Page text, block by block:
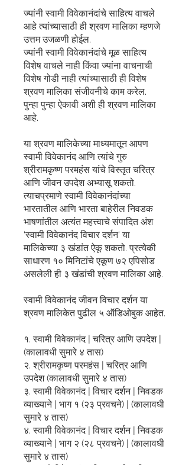
ज्यांनी स्वामी विवेकानंदांचे साहित्य वाचले
आहे त्यांच्यासाठी ही श्रवण मालिका म्हणजे
उत्तम उजळणी होईल.
ज्यांनी स्वामी विवेकानंदांचे मूळ साहित्य
विशेष वाचले नाही किंवा ज्यांना वाचनाची
विशेष गोडी नाही त्यांच्यासाठी ही विशेष
श्रवण मालिका संजीवनीचे काम करेल.
पुन्हा पुन्हा ऐकावी अशी ही श्रवण मालिका
आहे.
या श्रवण मालिकेच्या माध्यमातून आपण
स्वामी विवेकानंद आणि त्यांचे गुरु
श्रीरामकृष्ण परमहंस यांचे विस्तृत चरित्र
आणि जीवन उपदेश अभ्यासू शकतो.
त्याचप्रमाणे स्वामी विवेकानंदांच्या
भारतातील आणि भारता बाहेरील निवडक
भाषणांतील अत्यंत महत्त्वाचे संपादित अंश
'स्वामी विवेकानंद विचार दर्शन' या
मालिकेच्या ३ खंडांत ऐकू शकतो. प्रत्येकी
साधारण १० मिनिटांचे एकूण ७२ एपिसोड
असलेली ही ३ खंडांची श्रवण मालिका आहे.
स्वामी विवेकानंद जीवन विचार दर्शन या
श्रवण मालिकेत पुढील ५ ऑडिओबुक आहेत.
१. स्वामी विवेकानंद | चरित्र आणि उपदेश |
(कालावधी सुमारे ४ तास)
२. श्रीरामकृष्ण परमहंस | चरित्र आणि
उपदेश (कालावधी सुमारे ४ तास)
३. स्वामी विवेकानंद | विचार दर्शन | निवडक
व्याख्याने | भाग १ (२३ प्रवचने) | (कालावधी
सुमारे ४ तास)
४. स्वामी विवेकानंद | विचार दर्शन | निवडक
व्याख्याने | भाग २ (२८ प्रवचने) | (कालावधी
सुमारे ४ तास)